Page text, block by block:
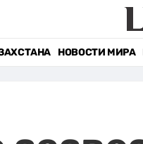
НОВОСТИ МИРА